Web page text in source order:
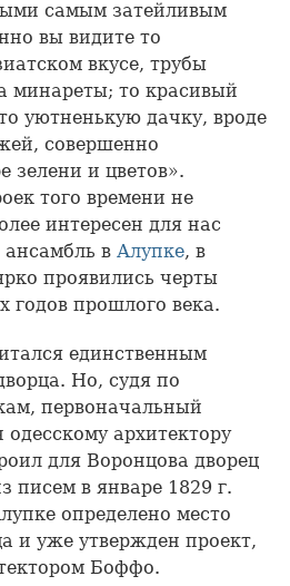
самым затейливым
вы видите то
вкусе, трубы
минареты; то красивый
уютненькую дачку, вроде
совершенно
зелени и цветов».
того времени не
интересен для нас
в Алупке, в
проявились черты
годов прошлого века.
единственным
Но, судя по
первоначальный
архитектору
для Воронцова дворец
писем в январе 1829 г.
определено место
и уже утвержден проект,
Боффо.